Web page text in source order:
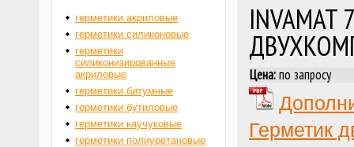
Цена:по запросу
Герметик
герметики акриловые
герметики силиконовые
герметики
силиконизированные
акриловые
герметики битумные
герметики бутиловые
герметики каучуковые
герметики полиуретановые